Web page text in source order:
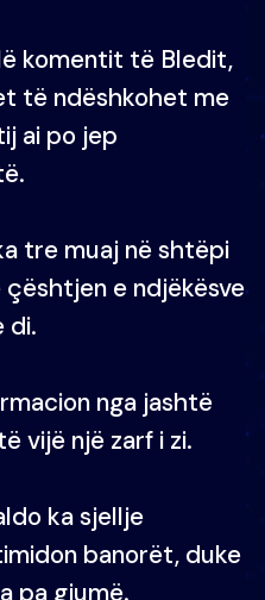
komentit të Bledit,
të ndëshkohet me
ai po jep
tre muaj në shtëpi
çështjen e ndjëkësve
di.
nga jashtë
vijë një zarf i zi.
ka sjellje
banorët, duke
pa gjumë.